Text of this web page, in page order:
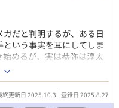
だと判明するが、ある日
いう事実を耳にしてしま
めるが、実は恭弥は淳太
過ごす発情期の話」の二
ら読んでも問題なくお読
くなったのでだらだらと書
幸いです。
終更新日 2025.10.3 登録日 2025.8.27